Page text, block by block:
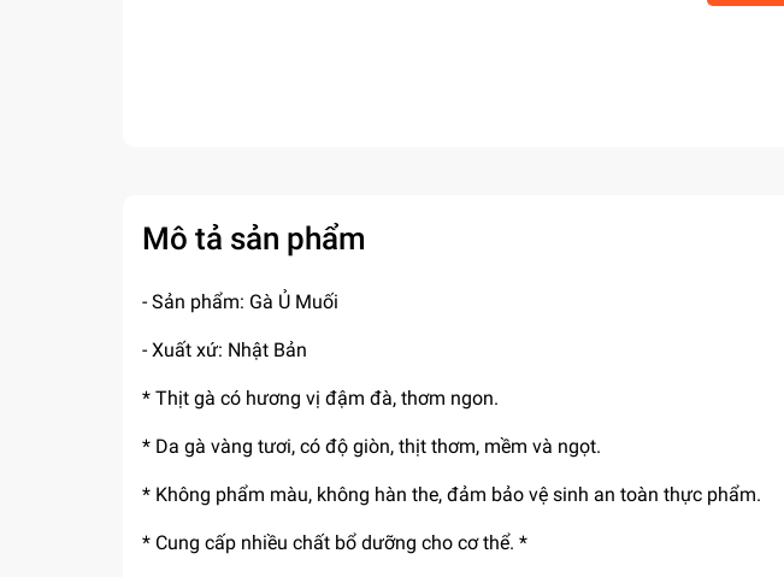
Mô tả sản phẩm
- Sản phẩm: Gà Ủ Muối
- Xuất xứ: Nhật Bản
* Thịt gà có hương vị đậm đà, thơm ngon.
* Da gà vàng tươi, có độ giòn, thịt thơm, mềm và ngọt.
* Không phẩm màu, không hàn the, đảm bảo vệ sinh an toàn thực phẩm.
* Cung cấp nhiều chất bổ dưỡng cho cơ thể. *